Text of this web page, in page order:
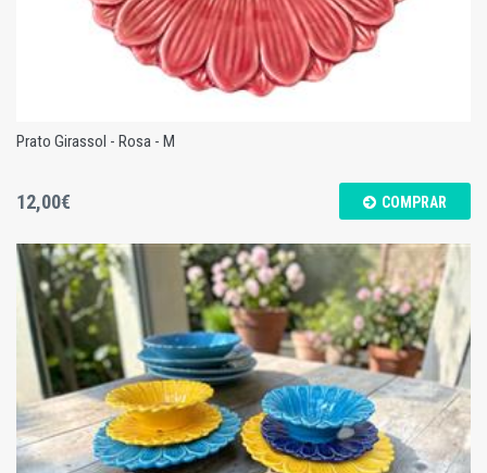
Prato Girassol - Rosa - M
Prato Girassol - Rosa - M
12,00€ COMPRAR